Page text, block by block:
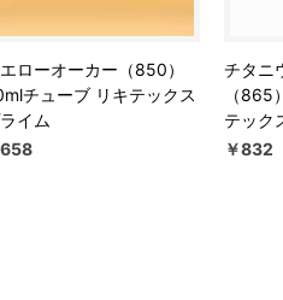
ローオーカー（850）
チューブ リキテックス
イム
チタニ
（865
テック
￥832